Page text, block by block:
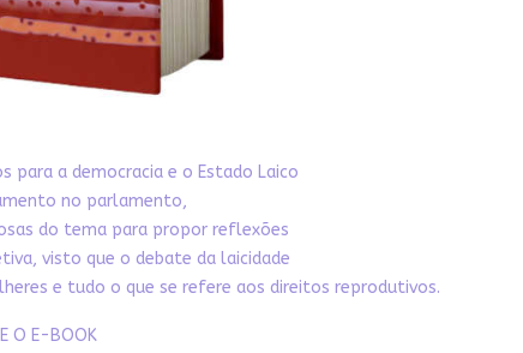
para a democracia e o Estado Laico
no parlamento,
do tema para propor reflexões
visto que o debate da laicidade
e tudo o que se refere aos direitos reprodutivos.
O E-BOOK